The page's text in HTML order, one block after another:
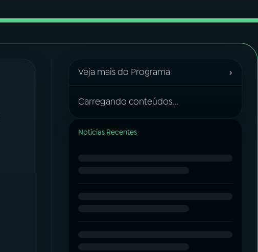
Veja mais do Programa ›
Carregando conteúdos...
Notícias Recentes